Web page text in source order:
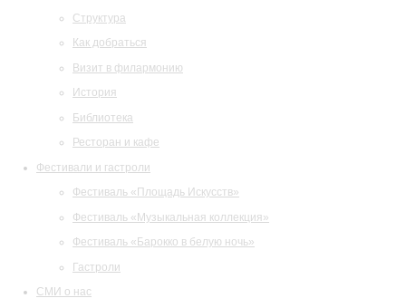
Структура
Как добраться
Визит в филармонию
История
Библиотека
Ресторан и кафе
Фестивали и гастроли
Фестиваль «Площадь Искусств»
Фестиваль «Музыкальная коллекция»
Фестиваль «Барокко в белую ночь»
Гастроли
СМИ о нас